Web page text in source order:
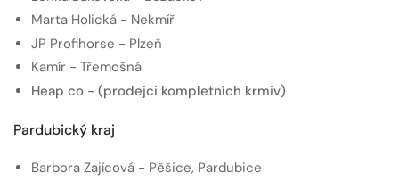
Marta Holická - Nekmíř
JP Profihorse - Plzeň
Kamír - Třemošná
Heap co - (prodejci kompletních krmiv)
Pardubický kraj
Barbora Zajícová - Pěšice, Pardubice